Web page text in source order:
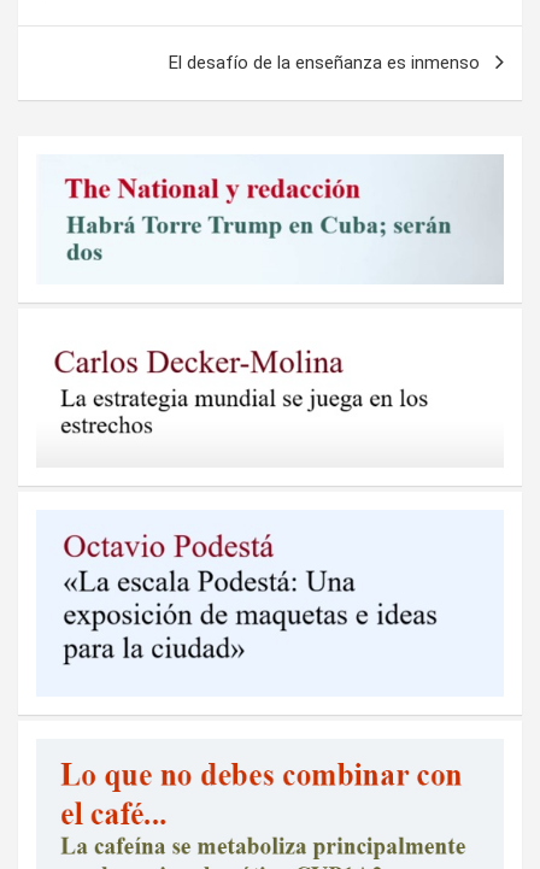
El desafío de la enseñanza es inmenso